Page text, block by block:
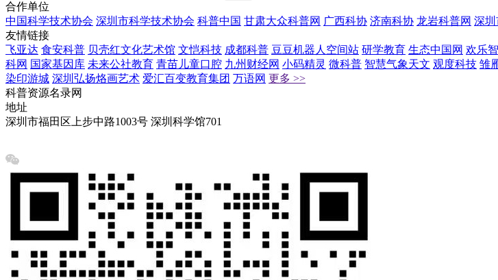
合作单位
中国科学技术协会 深圳市科学技术协会 科普中国 甘肃大众科普网 广西科协 济南科协 龙岩科普网 深圳
友情链接
飞亚达 食安科普 贝壳红文化艺术馆 文恺科技 成都科普 豆豆机器人空间站 研学教育 生态中国网 欢乐
科网 国家基因库 未来公社教育 青苗儿童口腔 九州财经网 小码精灵 微科普 智慧气象天文 观度科技 雏
染印游城 深圳弘扬烙画艺术 爱汇百变教育集团 万语网 更多 >>
科普资源名录网
地址
深圳市福田区上步中路1003号 深圳科学馆701